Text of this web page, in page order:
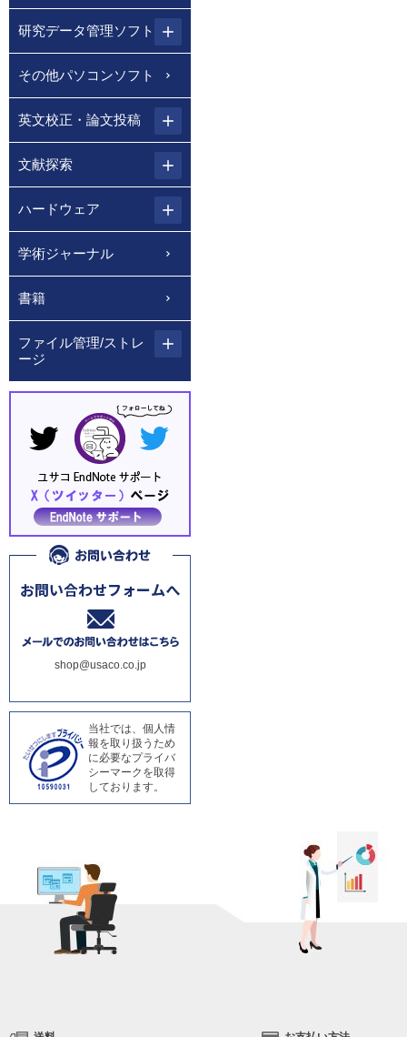
研究データ管理ソフト
その他パソコンソフト
英文校正・論文投稿
文献探索
ハードウェア
学術ジャーナル
書籍
ファイル管理/ストレ
ージ
shop@usaco.co.jp
当社では、個人情
報を取り扱うため
に必要なプライバ
シーマークを取得
しております。